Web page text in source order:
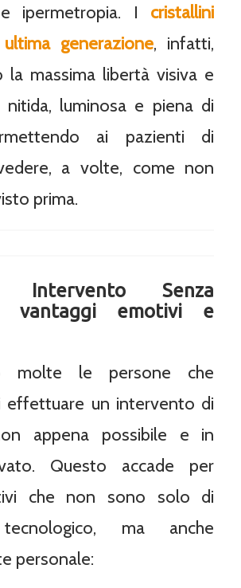
ipermetropia. I cristallini
generazione, infatti,
la massima libertà visiva e
nitida, luminosa e piena di
ai pazienti di
a volte, come non
prima.
Intervento Senza
vantaggi emotivi e
molte le persone che
effettuare un intervento di
appena possibile e in
Questo accade per
che non sono solo di
ma anche
personale: